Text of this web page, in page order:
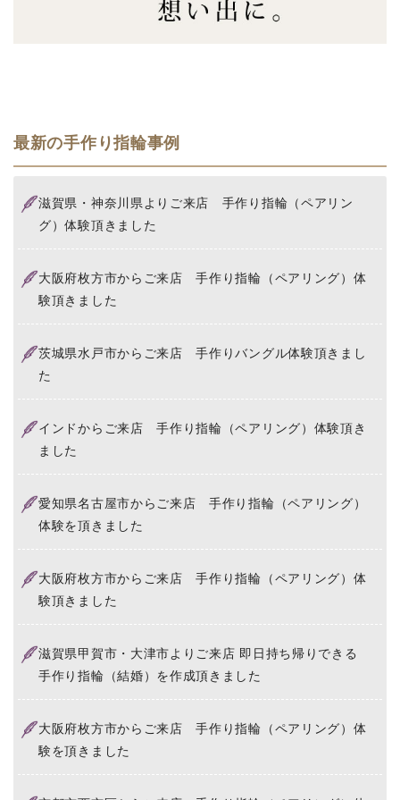
最新の手作り指輪事例
滋賀県・神奈川県よりご来店 手作り指輪（ペアリン
グ）体験頂きました
大阪府枚方市からご来店 手作り指輪（ペアリング）体
験頂きました
茨城県水戸市からご来店 手作りバングル体験頂きまし
た
インドからご来店 手作り指輪（ペアリング）体験頂き
ました
愛知県名古屋市からご来店 手作り指輪（ペアリング）
体験を頂きました
大阪府枚方市からご来店 手作り指輪（ペアリング）体
験頂きました
滋賀県甲賀市・大津市よりご来店 即日持ち帰りできる
手作り指輪（結婚）を作成頂きました
大阪府枚方市からご来店 手作り指輪（ペアリング）体
験を頂きました